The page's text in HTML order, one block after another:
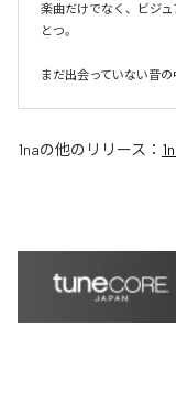
楽曲だけでなく、ビジ
とつ。
まだ出会っていない音
1naの他のリリース：